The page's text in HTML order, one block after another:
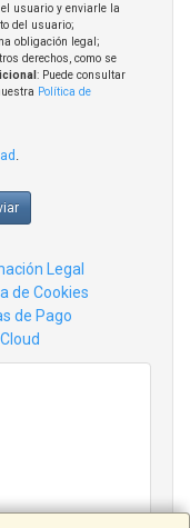
usuario y enviarle la
del usuario;
obligación legal;
derechos, como se
: Puede consultar
Política de
Legal
de Cookies
de Pago